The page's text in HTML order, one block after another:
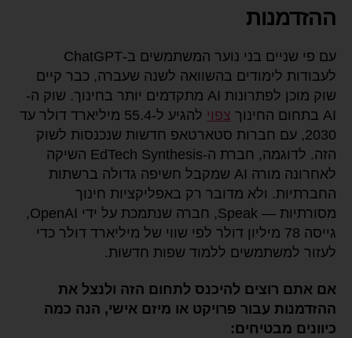
ההזדמנות
עם פי שניים בני נוער המשתמשים ב-ChatGPT
לעבודות לימודים בהשוואה לשנה שעברה, כבר קיים
שוק מוכן לפתרונות AI מתקדמים יותר בחינוך. שוק ה-
AI בתחום החינוך
צפוי
להגיע ל-55.4 מיליארד דולר עד
2030, עם חברות סטארטאפ חדשות שנכנסות לשוק
הזה. לדוגמה, חברת ה-EdTech Synthesis השיקה
לאחרונה מורה AI שמקבל חשיפה גדולה ברשתות
החברתיות. ולא מדובר רק באפליקציות חינוך
מסורתיות — Speak, חברה שנתמכת על ידי OpenAI,
גייסה 78 מיליון דולר לפי שווי של מיליארד דולר כדי
לעזור למשתמשים ללמוד שפות חדשות.
אם אתם רוצים להיכנס לתחום הזה ולנצל את
ההזדמנות עבור פרויקט או מיזם אישי, הנה כמה
כיוונים מבטיחים: